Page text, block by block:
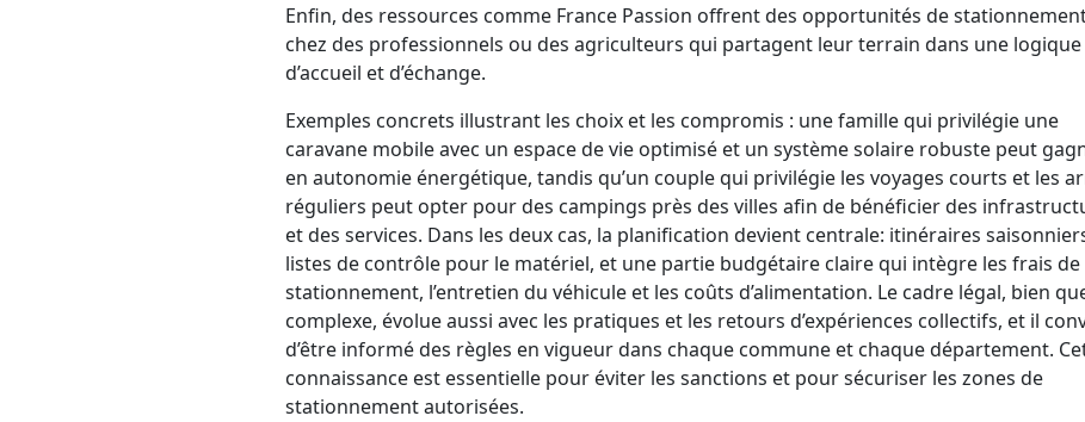
Enfin, des ressources comme France Passion offrent des opportunités de
chez des professionnels ou des agriculteurs qui partagent leur terrain dans une logique
d’accueil et d’échange.
Exemples concrets illustrant les choix et les compromis : une famille qui privilégie une
caravane mobile avec un espace de vie optimisé et un système solaire robuste peut
en autonomie énergétique, tandis qu’un couple qui privilégie les voyages courts et les
réguliers peut opter pour des campings près des villes afin de bénéficier des
et des services. Dans les deux cas, la planification devient centrale: itinéraires
listes de contrôle pour le matériel, et une partie budgétaire claire qui intègre les frais de
stationnement, l’entretien du véhicule et les coûts d’alimentation. Le cadre légal, bien
complexe, évolue aussi avec les pratiques et les retours d’expériences collectifs, et il
d’être informé des règles en vigueur dans chaque commune et chaque département.
connaissance est essentielle pour éviter les sanctions et pour sécuriser les zones de
stationnement autorisées.